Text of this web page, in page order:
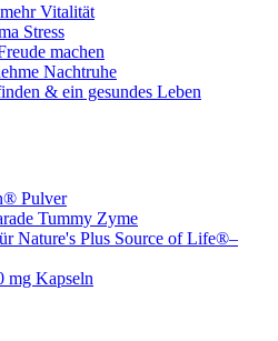
Vitalität
Stress
machen
Nachtruhe
& ein gesundes Leben
Pulver
Tummy Zyme
Nature's Plus Source of Life®–
mg Kapseln